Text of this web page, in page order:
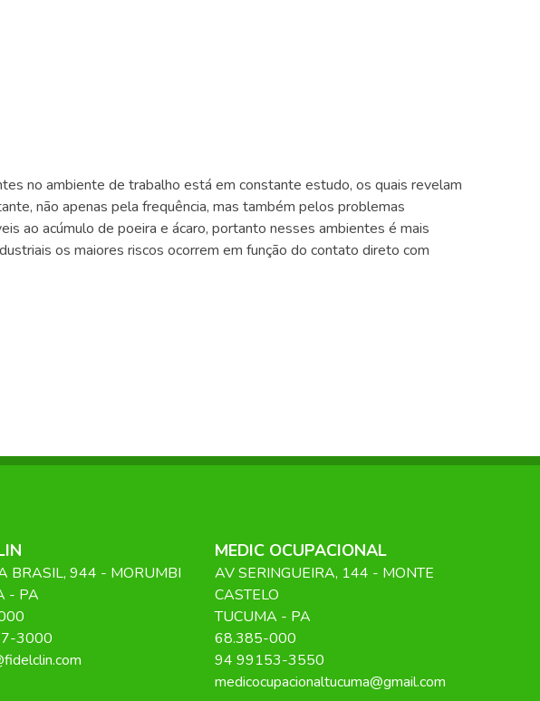
no ambiente de trabalho está em constante estudo, os quais revelam
não apenas pela frequência, mas também pelos problemas
ao acúmulo de poeira e ácaro, portanto nesses ambientes é mais
os maiores riscos ocorrem em função do contato direto com
BRASIL, 944 - MORUMBI
- PA
3000
MEDIC OCUPACIONAL
AV SERINGUEIRA, 144 - MONTE
CASTELO
TUCUMA - PA
68.385-000
94 99153-3550
medicocupacionaltucuma@gmail.com